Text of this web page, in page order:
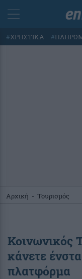
#ΧΡΗΣΤΙΚΑ #
Αρχική - Τουρισμός
Κοινωνικός
κάνετε
πλατφόρμα